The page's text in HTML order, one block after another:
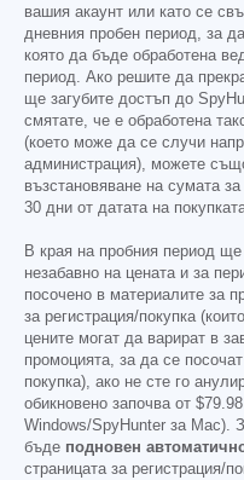
вашия акаунт или като се
дневния пробен период, за
която да бъде обработена
период. Ако решите да
ще загубите достъп до
смятате, че е обработена
(което може да се случи
администрация), можете
възстановяване на сумата
30 дни от датата на
В края на пробния период
незабавно на цената и за
посочено в материалите за
за регистрация/покупка
цените могат да варират в
промоцията, за да се
покупка), ако не сте го
обикновено започва от $79.98
Windows/SpyHunter за Mac).
бъде подновен
страницата за регистрация/